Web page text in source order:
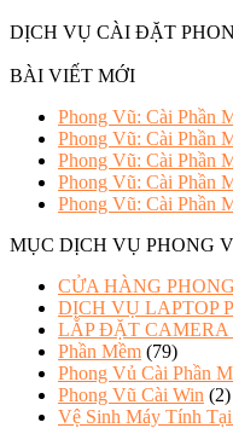
DỊCH VỤ CÀI ĐẶT
BÀI VIẾT MỚI
Phong Vũ: Cài Phần
Phong Vũ: Cài Phần
Phong Vũ: Cài Phần
Phong Vũ: Cài Phần
Phong Vũ: Cài Phần
MỤC DỊCH VỤ PHONG
CỬA HÀNG
DỊCH VỤ LAPTOP
LẮP ĐẶT CAMERA
Phần Mềm (79)
Phong Vủ Cài Phần
Phong Vũ Cài Win (2)
Vệ Sinh Máy Tính